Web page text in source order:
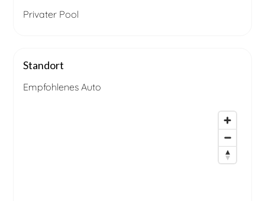
Privater Pool
Standort
Empfohlenes Auto